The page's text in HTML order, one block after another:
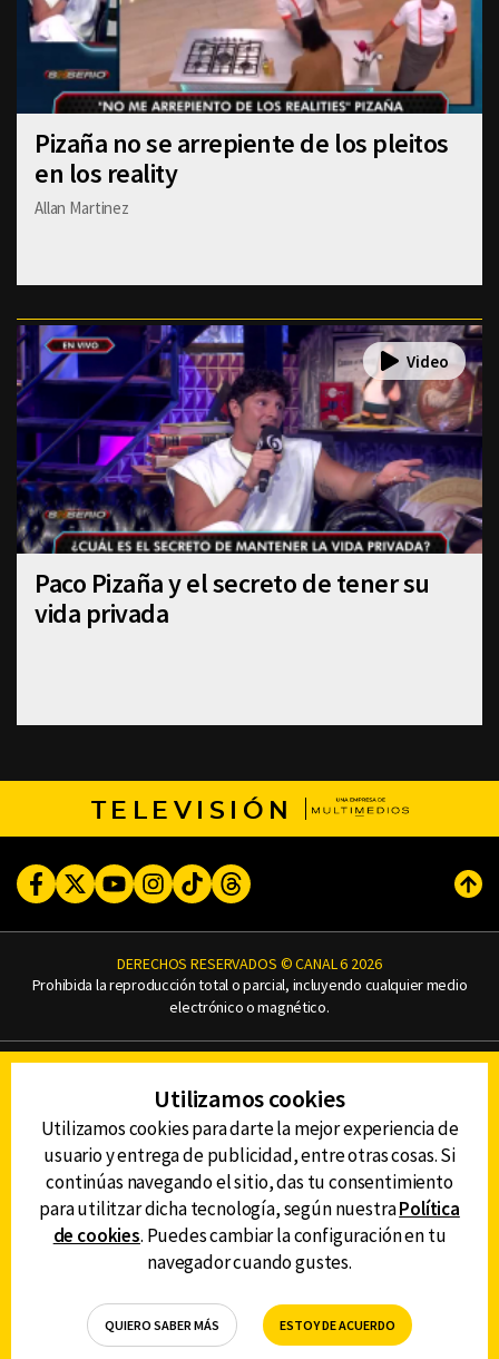
Pizaña no se arrepiente de los pleitos
en los reality
Allan Martinez
Paco Pizaña y el secreto de tener su
vida privada
TELEVISIÓN
FacebookTwitterYoutubeInstagram
TikTokThreads
DERECHOS RESERVADOS © CANAL 6 2026
Prohibida la reproducción total o parcial, incluyendo cualquier medio
electrónico o magnético.
AVISO DE PRIVACIDAD
AVISO LEGAL
DEFENSORÍA DE LAS AUDIENCIAS
DESCARGA LA APP DE CANAL 6
Utilizamos cookies
Utilizamos cookies para darte la mejor experiencia de
usuario y entrega de publicidad, entre otras cosas. Si
continúas navegando el sitio, das tu consentimiento
para utilitzar dicha tecnología, según nuestraPolítica
de cookies. Puedes cambiar la configuración en tu
navegador cuando gustes.
QUIERO SABER MÁS ESTOY DE ACUERDO